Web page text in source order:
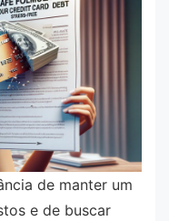
de manter um
e de buscar